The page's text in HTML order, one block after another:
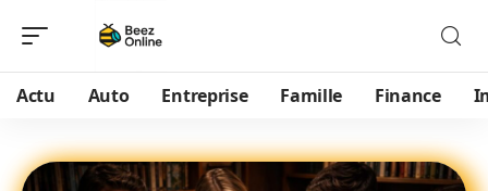
Actu Auto Entreprise Famille Finance